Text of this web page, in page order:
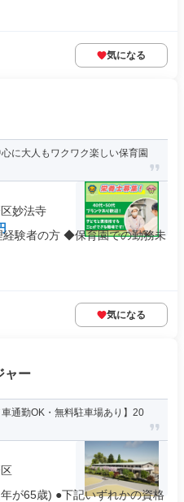
気になる
に大人もワクワク楽しい保育園
妙法寺
験者の方 ◆保育園での勤務未
気になる
ャー
通勤OK・無料駐車場あり】20
が65歳) ●下記いずれかの資格